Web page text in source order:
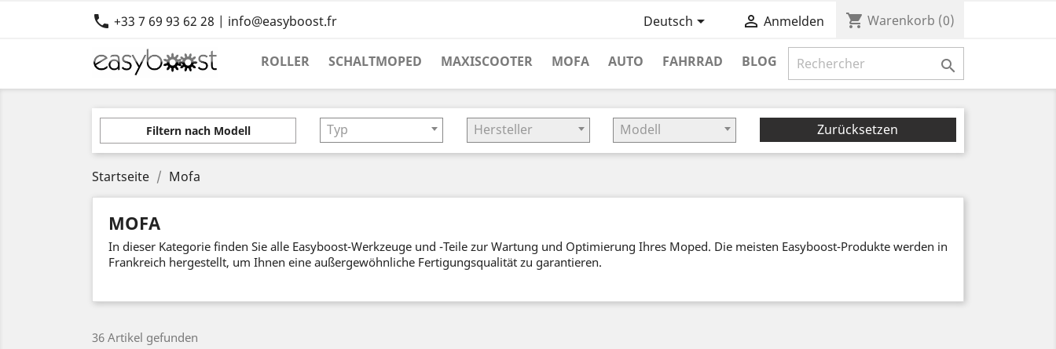
 +33 7 69 93 62 28 | info@easyboost.fr Deutsch  Anmelden shopping_cart Warenkorb (0)

ROLLER SCHALTMOPED MAXISCOOTER MOFA AUTO FAHRRAD BLOG
Filtern nach Modell Typ Hersteller Modell Zurücksetzen
Startseite Mofa
MOFA
In dieser Kategorie finden Sie alle Easyboost-Werkzeuge und -Teile zur Wartung und Optimierung Ihres Moped. Die meisten Easyboost-Produkte werden in
Frankreich hergestellt, um Ihnen eine außergewöhnliche Fertigungsqualität zu garantieren.
36 Artikel gefunden